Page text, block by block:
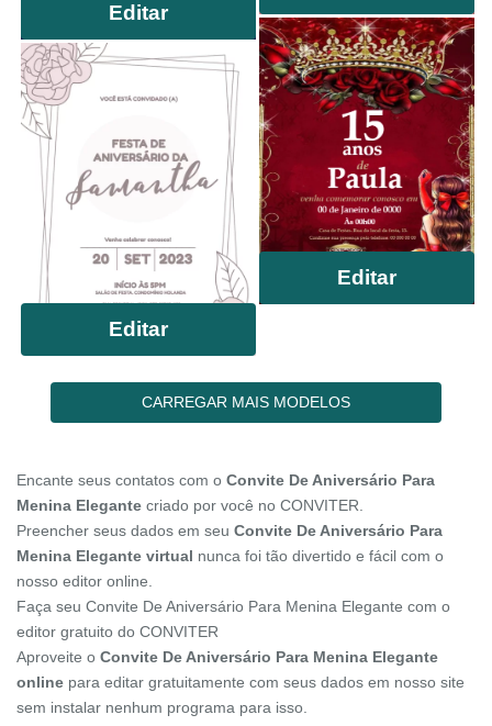
Editar
Editar
Editar
CARREGAR MAIS MODELOS
Encante seus contatos com o Convite De Aniversário Para
Menina Elegante criado por você no CONVITER.
Preencher seus dados em seu Convite De Aniversário Para
Menina Elegante virtual nunca foi tão divertido e fácil com o
nosso editor online.
Faça seu Convite De Aniversário Para Menina Elegante com o
editor gratuito do CONVITER
Aproveite o Convite De Aniversário Para Menina Elegante
online para editar gratuitamente com seus dados em nosso site
sem instalar nenhum programa para isso.